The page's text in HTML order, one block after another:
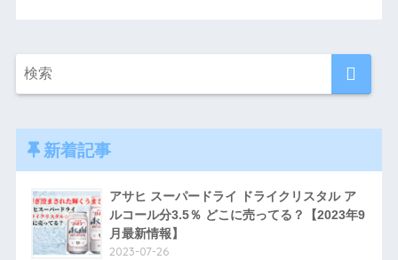
新着記事
アサヒ スーパードライ ドライクリスタル ア
ルコール分3.5％ どこに売ってる？【2023年9
月最新情報】
2023-07-26